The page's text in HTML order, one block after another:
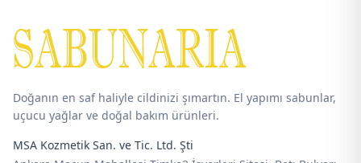
Doğanın en saf haliyle cildinizi şımartın. El yapımı sabunlar,
uçucu yağlar ve doğal bakım ürünleri.
MSA Kozmetik San. ve Tic. Ltd. Şti